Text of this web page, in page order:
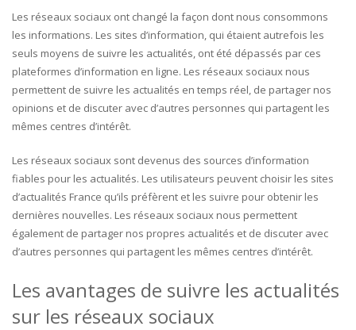
Les réseaux sociaux ont changé la façon dont nous consommons
les informations. Les sites d’information, qui étaient autrefois les
seuls moyens de suivre les actualités, ont été dépassés par ces
plateformes d’information en ligne. Les réseaux sociaux nous
permettent de suivre les actualités en temps réel, de partager nos
opinions et de discuter avec d’autres personnes qui partagent les
mêmes centres d’intérêt.
Les réseaux sociaux sont devenus des sources d’information
fiables pour les actualités. Les utilisateurs peuvent choisir les sites
d’actualités France qu’ils préfèrent et les suivre pour obtenir les
dernières nouvelles. Les réseaux sociaux nous permettent
également de partager nos propres actualités et de discuter avec
d’autres personnes qui partagent les mêmes centres d’intérêt.
Les avantages de suivre les actualités
sur les réseaux sociaux